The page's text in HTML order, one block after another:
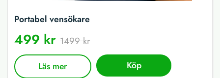
Portabel vensökare
499 kr 1499 kr
Läs mer Köp